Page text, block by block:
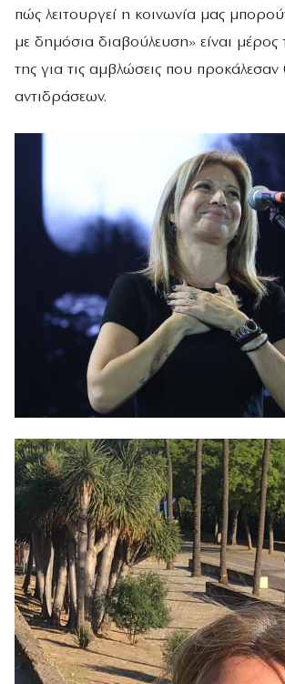
πώς λειτουργεί η κοινωνία μας
με δημόσια διαβούλευση» είναι
της για τις αμβλώσεις που προκάλεσαν
αντιδράσεων.